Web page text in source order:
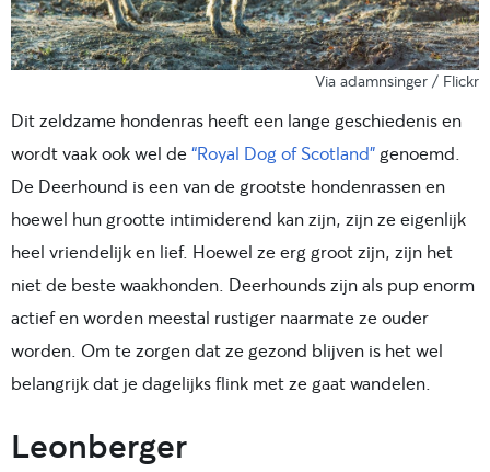
Via adamnsinger / Flickr
Dit zeldzame hondenras heeft een lange geschiedenis en
wordt vaak ook wel de“Royal Dog of Scotland” genoemd.
De Deerhound is een van de grootste hondenrassen en
hoewel hun grootte intimiderend kan zijn, zijn ze eigenlijk
heel vriendelijk en lief. Hoewel ze erg groot zijn, zijn het
niet de beste waakhonden. Deerhounds zijn als pup enorm
actief en worden meestal rustiger naarmate ze ouder
worden. Om te zorgen dat ze gezond blijven is het wel
belangrijk dat je dagelijks flink met ze gaat wandelen.
Leonberger